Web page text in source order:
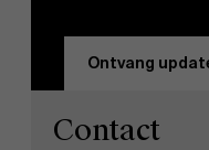
Ontvang
Contact